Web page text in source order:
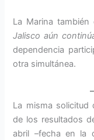
La Marina
Jalisco aún
dependencia
otra simultánea.
La misma solicitud
de los resultados
abril –fecha en la